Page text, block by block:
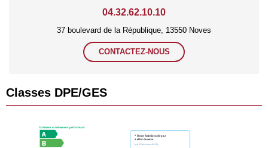
04.32.62.10.10
37 boulevard de la République, 13550 Noves
CONTACTEZ-NOUS
Classes DPE/GES